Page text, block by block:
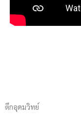
ตึกอุดมวิทย์